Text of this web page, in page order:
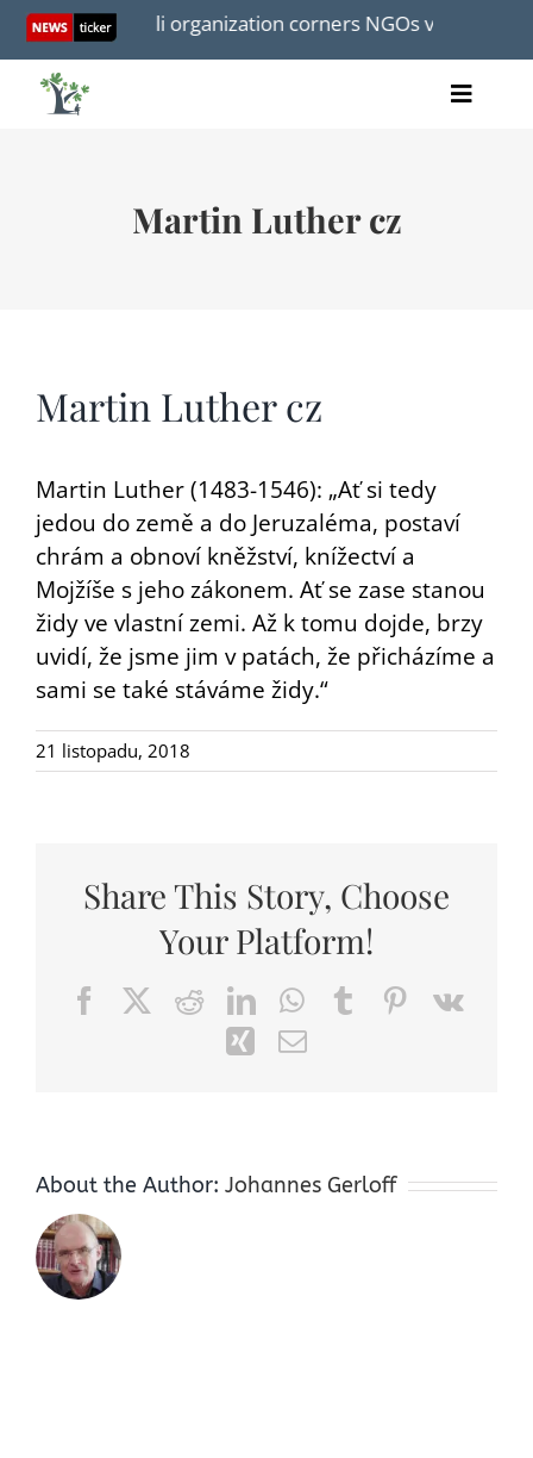
Skip
content
Article: Israeli organization corners NGOs via De
Toggle
DARY
Martin Luther cz
Martin Luther cz
Martin Luther (1483-1546): „Ať si tedy
jedou do země a do Jeruzaléma, postaví
chrám a obnoví kněžství, knížectví a
Mojžíše s jeho zákonem. Ať se zase stanou
židy ve vlastní zemi. Až k tomu dojde, brzy
uvidí, že jsme jim v patách, že přicházíme a
sami se také stáváme židy.“
21 listopadu, 2018
Share This Story, Choose
Your Platform!
FacebookRedditLinkedInWhatsApp
TumblrPinterest
Vk
XingEmail
About the Author: Johannes Gerloff